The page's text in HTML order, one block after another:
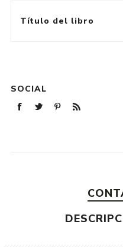
Título del libro
SOCIAL